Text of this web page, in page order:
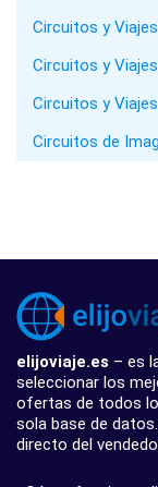
Circuitos y
Circuitos y
Circuitos y
Circuitos de
elijoviaje.es – es
seleccionar los
ofertas de todos
sola base de
directo del